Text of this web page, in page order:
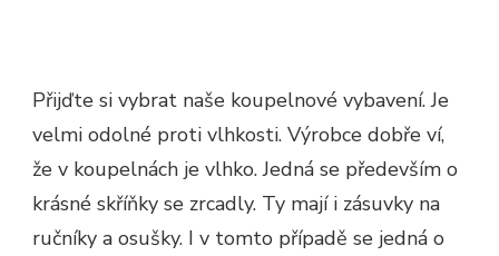
Přijďte si vybrat naše koupelnové vybavení. Je
velmi odolné proti vlhkosti. Výrobce dobře ví,
že v koupelnách je vlhko. Jedná se především o
krásné skříňky se zrcadly. Ty mají i zásuvky na
ručníky a osušky. I v tomto případě se jedná o